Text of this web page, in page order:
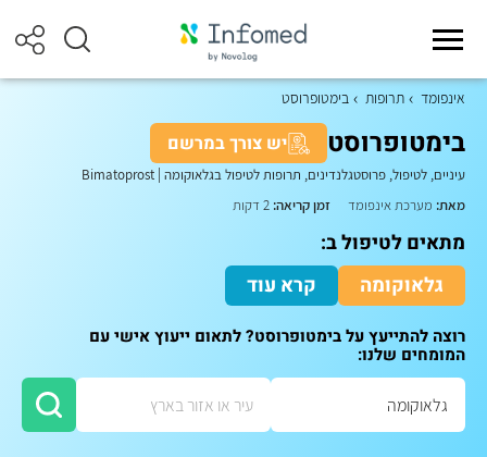
אינפומד תרופות בימטופרוסט
בימטופרוסט יש צורך במרשם
עיניים, לטיפול, פרוסטגלנדינים, תרופות לטיפול בגלאוקומה Bimatoprost
מאת: מערכת אינפומד זמן קריאה:
מתאים לטיפול ב:
גלאוקומה
קרא עוד
רוצה להתייעץ על בימטופרוסט? לתאום ייעוץ אישי עם
המומחים שלנו: